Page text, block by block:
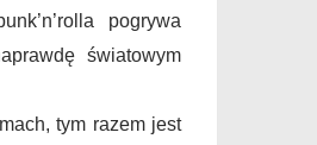
pogrywa
światowym
tym razem jest